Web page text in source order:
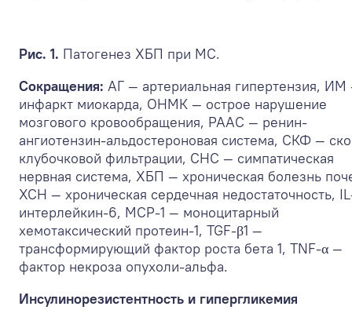
Рис. 1. Патогенез ХБП при МС.
Сокращения: АГ — артериальная гипертензия, ИМ
инфаркт миокарда, ОНМК — острое нарушение
мозгового кровообращения, РААС — ренин-
ангиотензин-альдостероновая система, СКФ —
клубочковой фильтрации, СНС — симпатическая
нервная система, ХБП — хроническая болезнь
ХСН — хроническая сердечная недостаточность,
интерлейкин-6, MCP-1 — моноцитарный
хемотаксический протеин-1, TGF-β1 —
трансформирующий фактор роста бета 1, TNF-α —
фактор некроза опухоли-альфа.
Инсулинорезистентность и гипергликемия